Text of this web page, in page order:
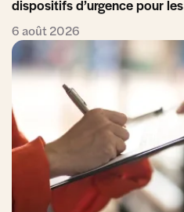
dispositifs d’urgence pour
6 août 2026